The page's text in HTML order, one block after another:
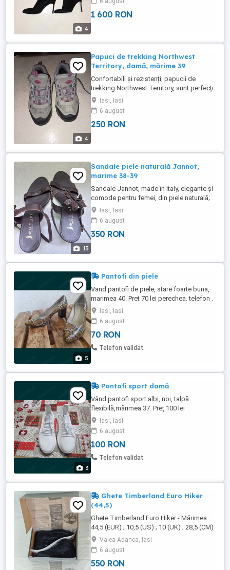
4
înălțime. Folosite o singură dată
1 600 RON
4
Papuci de trekking Northwest
Territory, damă, mărime 39
Confortabili și rezistenți, papucii de
trekking Northwest Territory, sunt perfecți
pentru drumețiile în natură. Sunt bine
lucrați, impermeabili, protejează bine
piciorul. Folosiți o singură dată.
Iasi, Iasi
6 august
250 RON
13
Sandale piele naturală Jannot,
marime 38-39
Sandale Jannot, made în Italy, elegante și
comode pentru femei, din piele naturală;
talpă de piele naturală. Sunt de culoare
maro, mărimea 38-39. Se pot purta atat la
tinuta elegantă cât si casual. Pielea este
de calitate superioară. Folosite o singură
Iasi, Iasi
6 august
350 RON
5
Pantofi din piele
Vand pantofi de piele, stare foarte buna,
marimea 40. Pret 70 lei perechea. telefon .
Iasi, Iasi
6 august
70 RON
Telefon validat
3
Pantofi sport damă
Vând pantofi sport albi, noi, talpă
flexibilă,mărimea 37. Preț 100 lei
negociabil. Mobil .
Iasi, Iasi
6 august
100 RON
Telefon validat
Ghete Timberland Euro Hiker
(44,5)
Ghete Timberland Euro Hiker - Mărimea :
44,5 (EUR) ; 10,5 (US) ; 10 (UK) ; 28,5 (CM)
- Stare : NOU ; Cutie - Material : piele
NOTĂ: - pt. mărimea exactă a produsului
(talie ; umeri ; lungime), intrați direct pe
site-ul : haine- raperi. shopmania. biz (din
Valea Adanca, Iasi
6 august
550 RON